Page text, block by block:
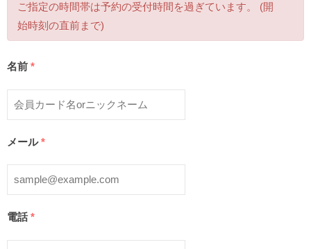
ご指定の時間帯は予約の受付時間を過ぎています。 (開
始時刻の直前まで)
名前 *
メール *
電話 *